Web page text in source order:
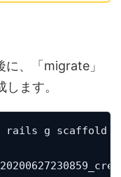
に、「migrate」
ます。
rails g scaffold